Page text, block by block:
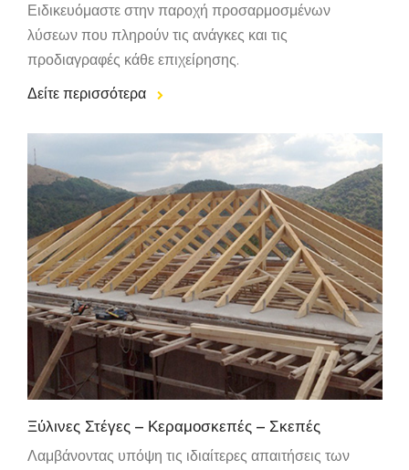
Ειδικευόμαστε στην παροχή προσαρμοσμένων
λύσεων που πληρούν τις ανάγκες και τις
προδιαγραφές κάθε επιχείρησης.
Δείτε περισσότερα
Ξύλινες Στέγες – Κεραμοσκεπές – Σκεπές
Λαμβάνοντας υπόψη τις ιδιαίτερες απαιτήσεις των